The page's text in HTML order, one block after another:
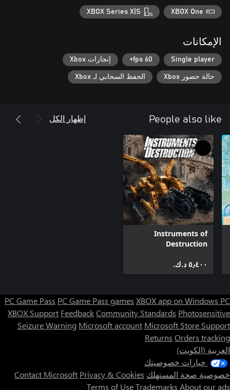
XBOX One
XBOX Series X|S
الإمكانات
Single player
60 fps+ إنجازات Xbox
حالة حضور Xbox الحفظ السحابي لـ Xbox
People also like إظهار الكل
Instruments of
Destruction
٥٫٤٠٠ د.ك.‏
PC Game Pass PC Game Pass games XBOX app on Windows PC
XBOX Support FeedbackCommunity Standards Photosensitive
Seizure Warning Microsoft account Microsoft Store Support
Returns Orders tracking
العربية (الكويت)
خيارات خصوصيتك
خصوصية صحة المستهلك
Contact Microsoft Privacy & Cookies
Terms of UseTrademarks About our ads